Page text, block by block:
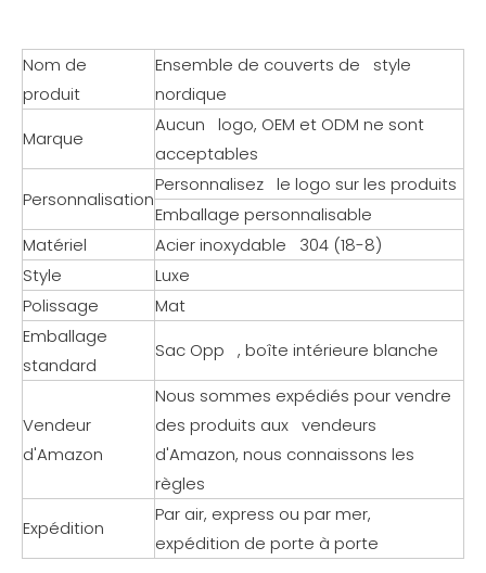
Nom de
produit
Ensemble de couverts de style
nordique
Marque
Aucun logo, OEM et ODM ne sont
acceptables
Personnalisation
Personnalisez le logo sur les produits
Emballage personnalisable
Matériel
Acier inoxydable 304 (18-8)
Style
Luxe
Polissage
Mat
Emballage
standard
Sac Opp , boîte intérieure blanche
Vendeur
d'Amazon
Nous sommes expédiés pour vendre
des produits aux vendeurs
d'Amazon, nous connaissons les
règles
Expédition
Par air, express ou par mer,
expédition de porte à porte